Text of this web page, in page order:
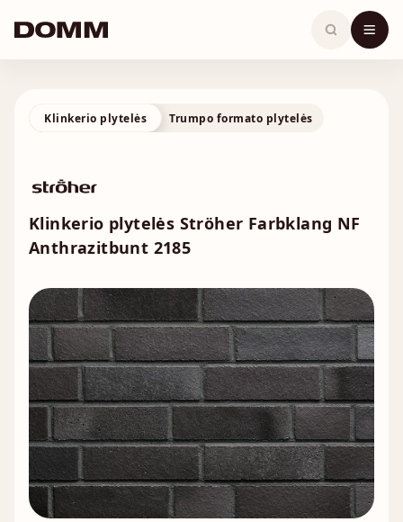
content
Klinkerio plytelės Trumpo formato plytelės
Klinkerio plytelės Ströher Farbklang NF
Anthrazitbunt 2185